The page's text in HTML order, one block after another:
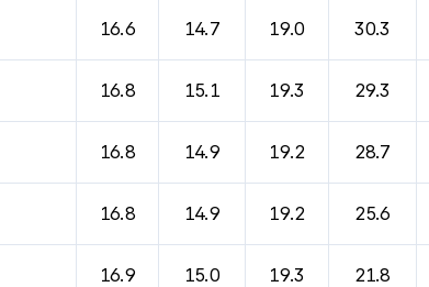
16.6 14.7 19.0 30.3
16.8 15.1 19.3 29.3
16.8 14.9 19.2 28.7
16.8 14.9 19.2 25.6
16.9 15.0 19.3 21.8